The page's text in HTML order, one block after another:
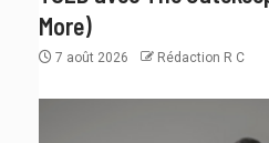
More)
7 août 2026 Rédaction R C